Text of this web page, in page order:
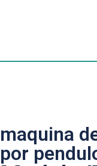
maquina
por